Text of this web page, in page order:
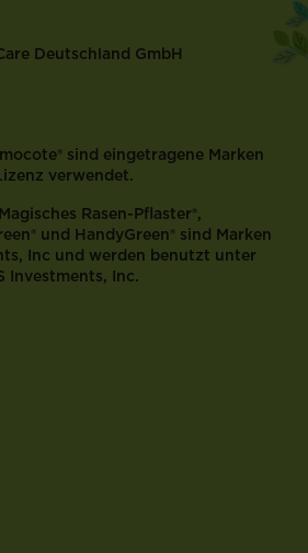
Deutschland GmbH
sind eingetragene Marken
verwendet.
Rasen-Pflaster®,
und HandyGreen® sind Marken
Inc und werden benutzt unter
Investments, Inc.